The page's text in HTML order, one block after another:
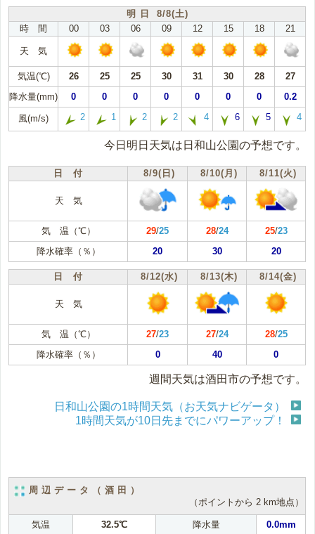
明 日 8/8(土)
時 間
00 03 06 09 12 15 18 21
天 気
気温(℃) 26 25 25 30 31 30 28
27
降水量(mm)
0 0 0 0 0 0 0 0.2
風(m/s) 2 1 2 2 4 6 5 4
今日明日天気は日和山公園の予想です。
日 付 8/9(日) 8/10(月) 8/11(火)
天 気
気 温（℃） 29/25 28/24 25/23
降水確率（％）
20 30 20
日 付 8/12(水) 8/13(木) 8/14(金)
天 気
気 温（℃） 27/23 27/24 28/25
降水確率（％）
0 40 0
週間天気は酒田市の予想です。
日和山公園の1時間天気（お天気ナビゲータ）
1時間天気が10日先までにパワーアップ！
周辺データ（酒田）
（ポイントから 2 km地点）
気温 32.5℃ 降水量 0.0mm